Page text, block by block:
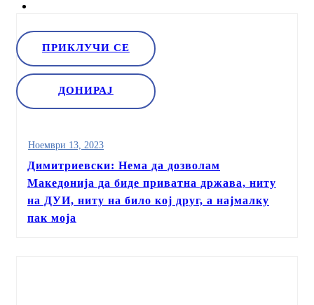
ПРИКЛУЧИ СЕ
ДОНИРАЈ
Ноември 13, 2023
Димитриевски: Нема да дозволам
Македонија да биде приватна држава, ниту
на ДУИ, ниту на било кој друг, а најмалку
пак моја